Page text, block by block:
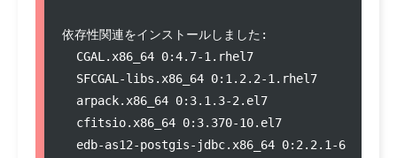
依存性関連をインストールしました:
CGAL.x86_64 0:4.7-1.rhel7
SFCGAL-libs.x86_64 0:1.2.2-1.rhel7
arpack.x86_64 0:3.1.3-2.el7
cfitsio.x86_64 0:3.370-10.el7
edb-as12-postgis-jdbc.x86_64